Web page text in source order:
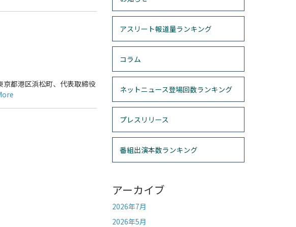
京都港区浜松町、代表取締役
アスリート報道量ランキング
コラム
ネットニュース登場回数ランキング
プレスリリース
番組出演本数ランキング
アーカイブ
2026年7月
2026年5月